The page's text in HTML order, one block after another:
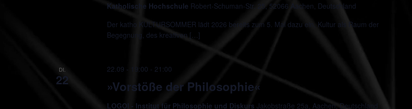
Katholische Hochschule Robert-Schuman-Str. 25, 52066 Aachen, Deutschland
Der katho KULTURSOMMER lädt 2026 bereits zum 5. Mal dazu ein, Kultur als Raum der
Begegnung, des kreativen […]
DI.
22 »Vorstöße der Philosophie«
22.09 - 19:00 - 21:00
LOGOI - Institut für Philosophie und Diskurs Jakobstraße 25a, Aachen, Deutschland